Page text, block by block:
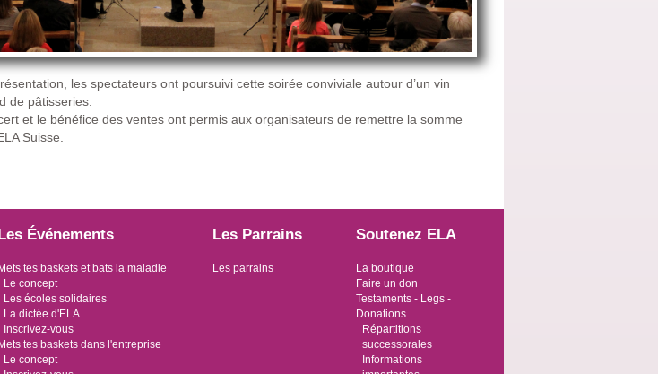
les spectateurs ont poursuivi cette soirée conviviale autour d’un vin
de pâtisseries.
et le bénéfice des ventes ont permis aux organisateurs de remettre la somme
Suisse.
Événements
Mets tes baskets et bats la maladie
Le concept
Les écoles solidaires
La dictée d'ELA
Inscrivez-vous
Mets tes baskets dans l'entreprise
Le concept
Les Parrains
Les parrains
Soutenez ELA
La boutique
Faire un don
Testaments - Legs -
Donations
Répartitions
successorales
Informations